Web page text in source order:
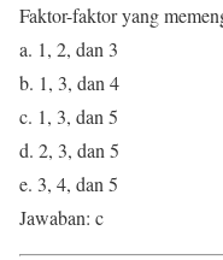
Faktor-faktor yang
a. 1, 2, dan 3
b. 1, 3, dan 4
c. 1, 3, dan 5
d. 2, 3, dan 5
e. 3, 4, dan 5
Jawaban: c